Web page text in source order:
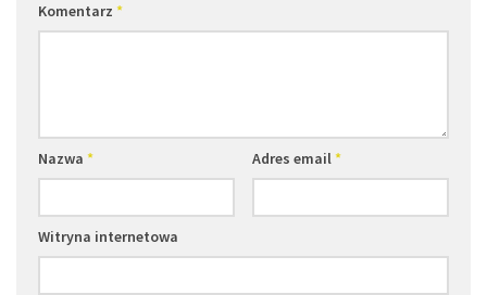
Komentarz *
Nazwa * Adres email*
Witryna internetowa